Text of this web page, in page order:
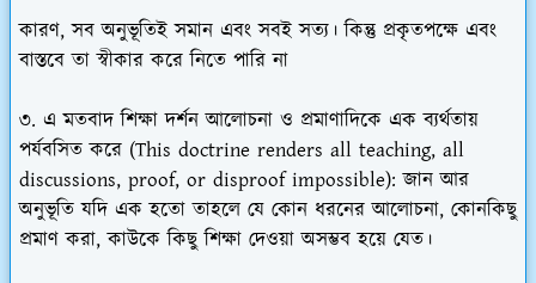
কারণ, সব অনুভূতিই সমান এবং সবই সত্য। কিন্তু প্রকৃতপক্ষে এবং
বাস্তবে তা স্বীকার করে নিতে পারি না
৩. এ মতবাদ শিক্ষা দর্শন আলোচনা ও প্রমাণাদিকে এক ব্যর্থতায়
পর্যবসিত করে (This doctrine renders all teaching, all
discussions, proof, or disproof impossible): জান আর
অনুভূতি যদি এক হতো তাহলে যে কোন ধরনের আলোচনা, কোনকিছু
প্রমাণ করা, কাউকে কিছু শিক্ষা দেওয়া অসম্ভব হয়ে যেত।